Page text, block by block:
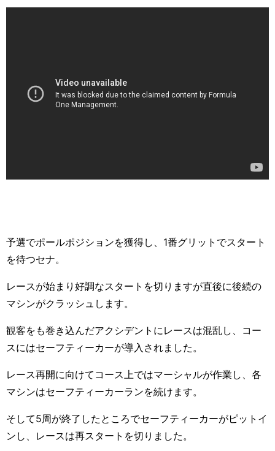
予選でポールポジションを獲得し、 1番グリットでスタート
を待つセナ。
レースが始まり好調なスタートを切りますが直後に後続の
マシンがクラッシュします。
観客をも巻き込んだアクシデントにレースは混乱し、コー
スにはセーフティーカーが導入されました。
レース再開に向けてコース上ではマーシャルが作業し、各
マシンはセーフティーカーランを続けます。
そして5周が終了したところでセーフティーカーがピットイ
ンし、レースは再スタートを切りました。